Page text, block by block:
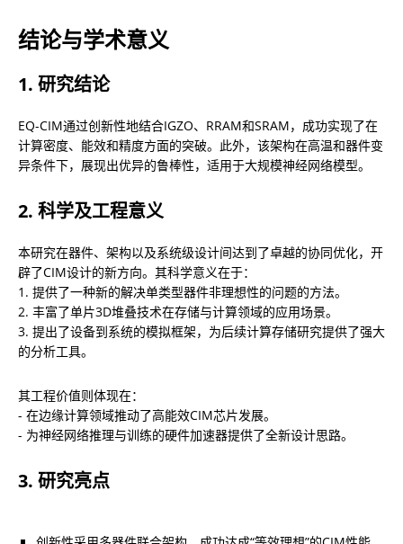
结论与学术意义
1. 研究结论
EQ-CIM通过创新性地结合IGZO、RRAM和SRAM，成功实现了在
计算密度、能效和精度方面的突破。此外，该架构在高温和器件变
异条件下，展现出优异的鲁棒性，适用于大规模神经网络模型。
2. 科学及工程意义
本研究在器件、架构以及系统级设计间达到了卓越的协同优化，开
辟了CIM设计的新方向。其科学意义在于：
1. 提供了一种新的解决单类型器件非理想性的问题的方法。
2. 丰富了单片3D堆叠技术在存储与计算领域的应用场景。
3. 提出了设备到系统的模拟框架，为后续计算存储研究提供了强大
的分析工具。
其工程价值则体现在：
- 在边缘计算领域推动了高能效CIM芯片发展。
- 为神经网络推理与训练的硬件加速器提供了全新设计思路。
3. 研究亮点